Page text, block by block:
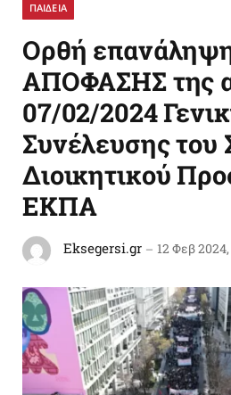
ΠΑΙΔΕΙΑ
Ορθή
ΑΠΟΦΑΣΗΣ της
07/02/2024
Συνέλευσης του
Διοικητικού
ΕΚΠΑ
Eksegersi.gr 12 Φεβ 2024,